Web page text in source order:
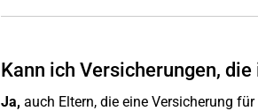
Kann ich Versicherungen,
Ja, auch Eltern, die eine Versicherung